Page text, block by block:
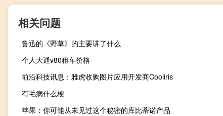
相关问题
鲁迅的《野草》的主要讲了什么
个人大通v80租车价格
前沿科技讯息：雅虎收购图片应用开发商Cooliris
有毛病什么梗
苹果：你可能从未见过这个秘密的库比蒂诺产品